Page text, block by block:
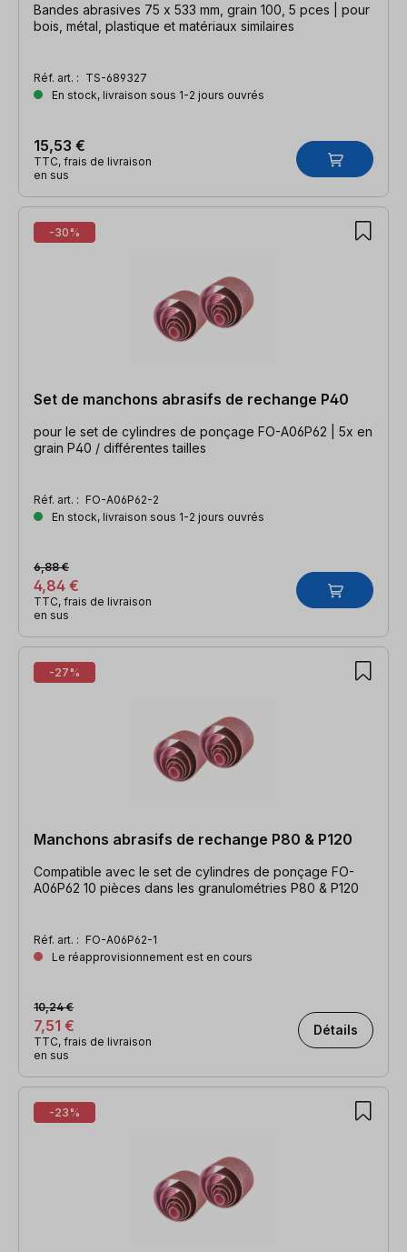
Bandes abrasives 75 x 533 mm, grain 100, 5 pces | pour
bois, métal, plastique et matériaux similaires
Réf. art. : TS-689327
En stock, livraison sous 1-2 jours ouvrés
15,53 €
TTC, frais de livraison
en sus
-30%
Set de manchons abrasifs de rechange P40
pour le set de cylindres de ponçage FO-A06P62 | 5x en
grain P40 / différentes tailles
Réf. art. : FO-A06P62-2
En stock, livraison sous 1-2 jours ouvrés
4,84 €
6,88 €
TTC, frais de livraison
en sus
-27%
Manchons abrasifs de rechange P80 & P120
Compatible avec le set de cylindres de ponçage FO-
A06P62 10 pièces dans les granulométries P80 & P120
Réf. art. : FO-A06P62-1
Le réapprovisionnement est en cours
7,51 €
10,24 €
TTC, frais de livraison
en sus
Détails
-23%